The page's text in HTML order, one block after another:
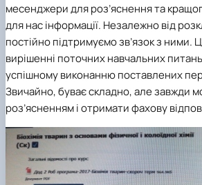
месенджери для роз’яснення та
для нас інформації. Незалежно від
постійно підтримуємо зв’язок з ними.
вирішенні поточних навчальних
успішному виконанню поставлених
Звичайно, буває складно, але завжди
роз’ясненням і отримати фахову